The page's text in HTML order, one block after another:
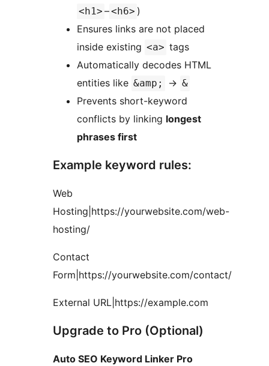
<h1> –<h6> )
Ensures links are not placed
inside existing <a> tags
Automatically decodes HTML
entities like &amp; → &
Prevents short-keyword
conflicts by linking longest
phrases first
Example keyword rules:
Web
Hosting|https://yourwebsite.com/web-
hosting/
Contact
Form|https://yourwebsite.com/contact/
External URL|https://example.com
Upgrade to Pro (Optional)
Auto SEO Keyword Linker Pro